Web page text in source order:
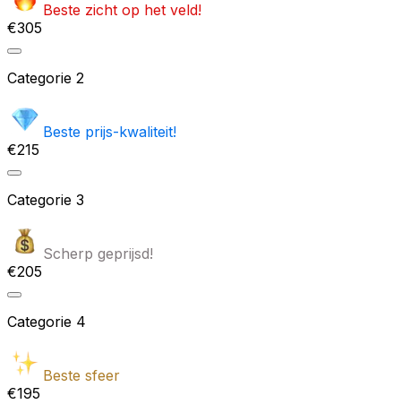
Beste zicht op het veld!
€305
Categorie 2
Beste prijs-kwaliteit!
€215
Categorie 3
Scherp geprijsd!
€205
Categorie 4
Beste sfeer
€195